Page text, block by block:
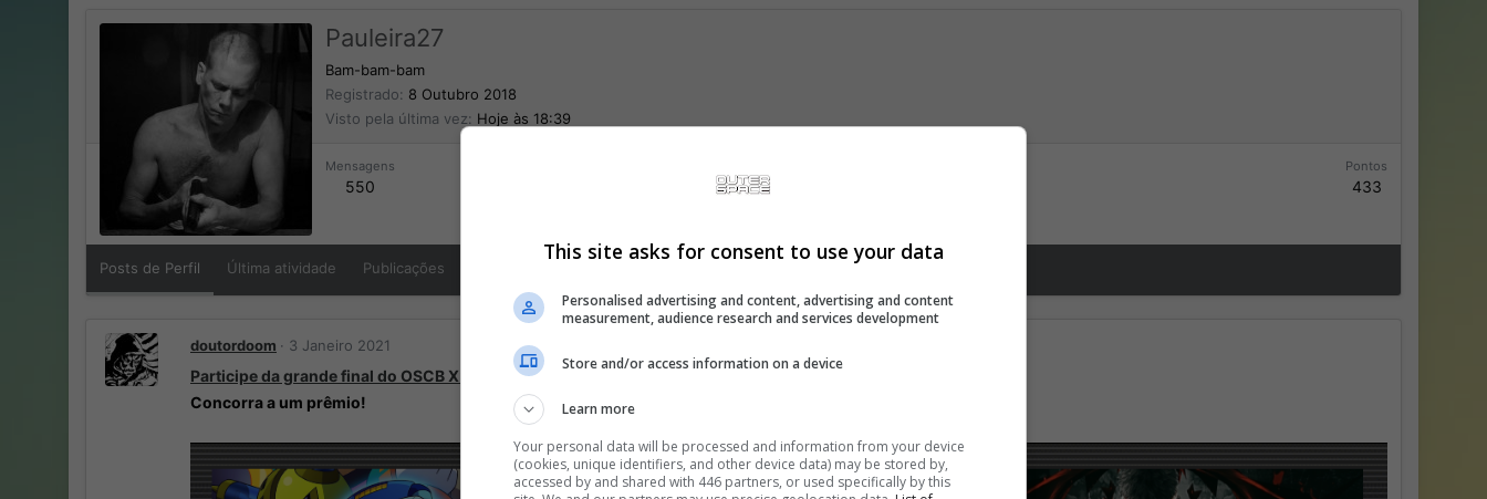
Pauleira27
Bam-bam-bam
Registrado
8 Outubro 2018
Visto pela última vez
Hoje às 18:39
Mensagens
550
Pontos
433
Posts de Perfil Última atividade Publicações
doutordoom 3 Janeiro 2021
Participe da grande final do OSCB X:
Mega Man vs Ryu vs Sonic vs Big Boss! (clique para votar)
Concorra a um prêmio!
This site asks for consent to use your data
Personalised advertising and content, advertising and content
measurement, audience research and services development
Store and/or access information on a device
Learn more
Your personal data will be processed and information from your device
(cookies, unique identifiers, and other device data) may be stored by,
accessed by and shared with 446 partners, or used specifically by this